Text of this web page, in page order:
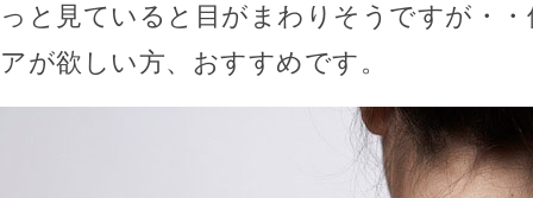
っと見ていると目がまわりそうですが・
アが欲しい方、おすすめです。